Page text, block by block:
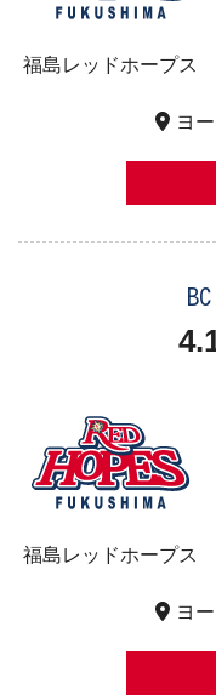
福島レッドホープス
ヨ
福島レッドホープス
ヨ